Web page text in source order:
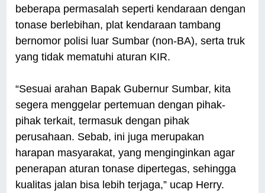
beberapa permasalah seperti kendaraan dengan
tonase berlebihan, plat kendaraan tambang
bernomor polisi luar Sumbar (non-BA), serta truk
yang tidak mematuhi aturan KIR.
“Sesuai arahan Bapak Gubernur Sumbar, kita
segera menggelar pertemuan dengan pihak-
pihak terkait, termasuk dengan pihak
perusahaan. Sebab, ini juga merupakan
harapan masyarakat, yang menginginkan agar
penerapan aturan tonase dipertegas, sehingga
kualitas jalan bisa lebih terjaga,” ucap Herry.